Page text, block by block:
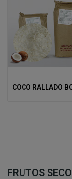
FRUTOS
COCO RALLADO